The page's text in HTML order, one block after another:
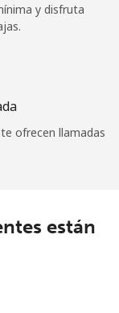
y disfruta
ofrecen llamadas
están